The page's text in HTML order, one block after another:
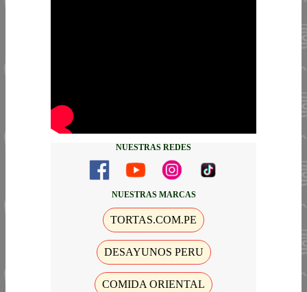
NUESTRAS REDES
NUESTRAS MARCAS
TORTAS.COM.PE
DESAYUNOS PERU
COMIDA ORIENTAL